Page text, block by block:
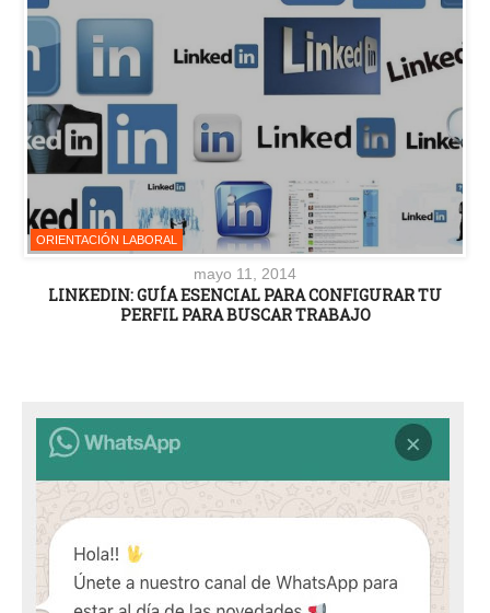
ORIENTACIÓN LABORAL
mayo 11, 2014
LINKEDIN: GUÍA ESENCIAL PARA CONFIGURAR TU
PERFIL PARA BUSCAR TRABAJO